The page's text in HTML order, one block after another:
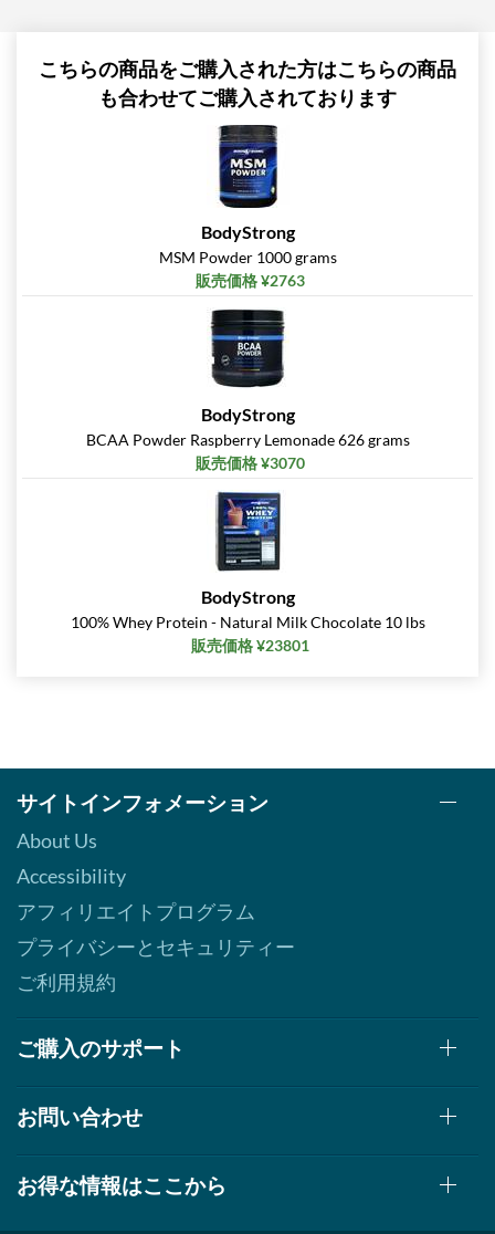
こちらの商品をご購入された方はこちらの商品
も合わせてご購入されております
BodyStrong
MSM Powder 1000 grams
販売価格 ¥2763
BodyStrong
BCAA Powder Raspberry Lemonade 626 grams
販売価格 ¥3070
BodyStrong
100% Whey Protein - Natural Milk Chocolate 10 lbs
販売価格 ¥23801
サイトインフォメーション
About Us
Accessibility
アフィリエイトプログラム
プライバシーとセキュリティー
ご利用規約
ご購入のサポート
お問い合わせ
お得な情報はここから